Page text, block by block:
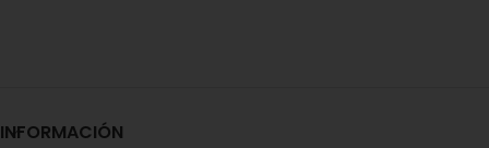
INFORMACIÓN